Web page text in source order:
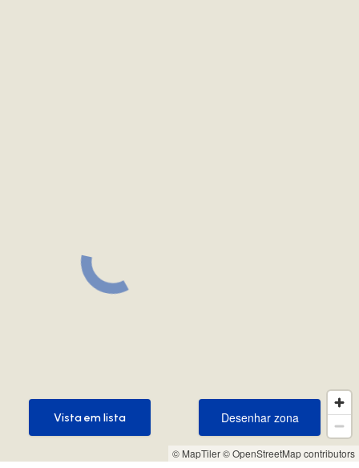
© MapTiler© OpenStreetMap contributors
Desenhar zona
Desenhar zona
Vista em lista
Vista em lista